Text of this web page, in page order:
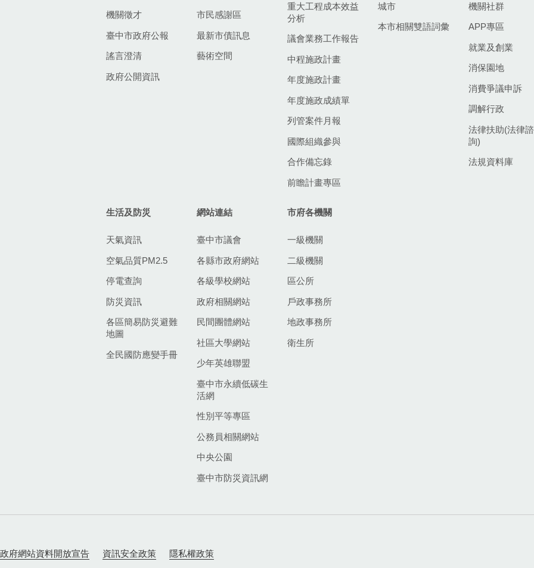
機關徵才
臺中市政府公報
謠言澄清
政府公開資訊
市民感謝區
最新市債訊息
藝術空間
重大工程成本效益
分析
議會業務工作報告
中程施政計畫
年度施政計畫
年度施政成績單
列管案件月報
國際組織參與
合作備忘錄
前瞻計畫專區
城市
本市相關雙語詞彙
機關社群
APP專區
就業及創業
消保園地
消費爭議申訴
調解行政
法律扶助(法律諮
詢)
法規資料庫
生活及防災
天氣資訊
空氣品質PM2.5
停電查詢
防災資訊
各區簡易防災避難
地圖
全民國防應變手冊
網站連結
臺中市議會
各縣市政府網站
各級學校網站
政府相關網站
民間團體網站
社區大學網站
少年英雄聯盟
臺中市永續低碳生
活網
性別平等專區
公務員相關網站
中央公園
臺中市防災資訊網
市府各機關
一級機關
二級機關
區公所
戶政事務所
地政事務所
衛生所
政府網站資料開放宣告 資訊安全政策 隱私權政策